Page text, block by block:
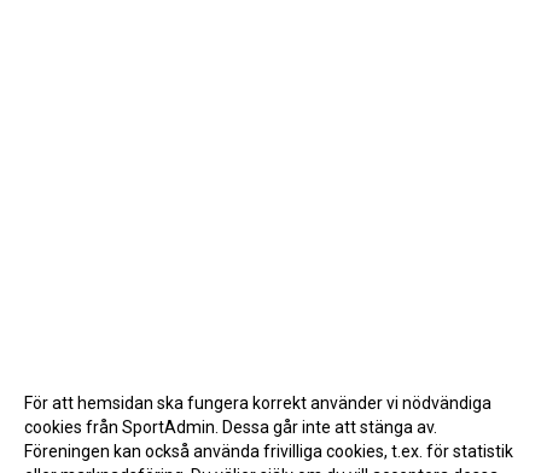
För att hemsidan ska fungera korrekt använder vi nödvändiga
cookies från SportAdmin. Dessa går inte att stänga av.
Föreningen kan också använda frivilliga cookies, t.ex. för statistik